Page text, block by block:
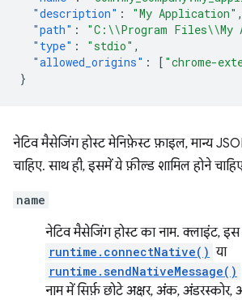
"description" : "My Application" ,
"path" :
"C:\\Program Files\\My
"type" : "stdio" ,
"allowed_origins" : [ "chrome-
}
नेटिव मैसेजिंग होस्ट मेनिफ़ेस्ट फ़ाइल, मान्य
चाहिए. साथ ही, इसमें ये फ़ील्ड शामिल होने
name
नेटिव मैसेजिंग होस्ट का नाम. क्लाइंट, इस
runtime.connectNative() या
runtime.sendNativeMessage()
नाम में सिर्फ़ छोटे अक्षर, अंक, अंडरस्कोर,